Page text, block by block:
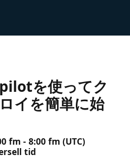
を使ってク
イを簡単に始
fm - 8:00 fm (UTC)
tid